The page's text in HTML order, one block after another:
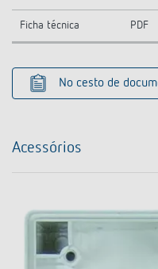
Ficha técnica PDF
No cesto de
Acessórios